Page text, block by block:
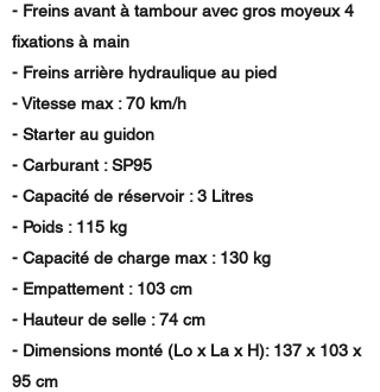
- Freins avant à tambour avec gros moyeux 4
fixations à main
- Freins arrière hydraulique au pied
- Vitesse max : 70 km/h
- Starter au guidon
- Carburant : SP95
- Capacité de réservoir : 3 Litres
- Poids : 115 kg
- Capacité de charge max : 130 kg
- Empattement : 103 cm
- Hauteur de selle : 74 cm
- Dimensions monté (Lo x La x H): 137 x 103 x
95 cm